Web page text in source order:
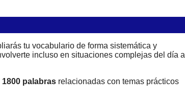
tu vocabulario de forma sistemática y
incluso en situaciones complejas del día a
1800 palabrasrelacionadas con temas prácticos